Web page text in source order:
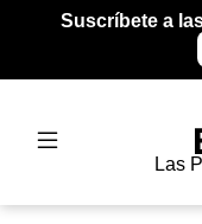
Suscríbete a
Las